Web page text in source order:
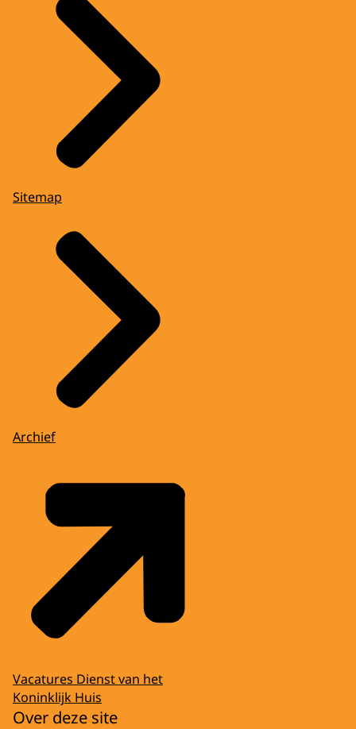
Sitemap
Archief
Vacatures Dienst van het
Koninklijk Huis
Over deze site